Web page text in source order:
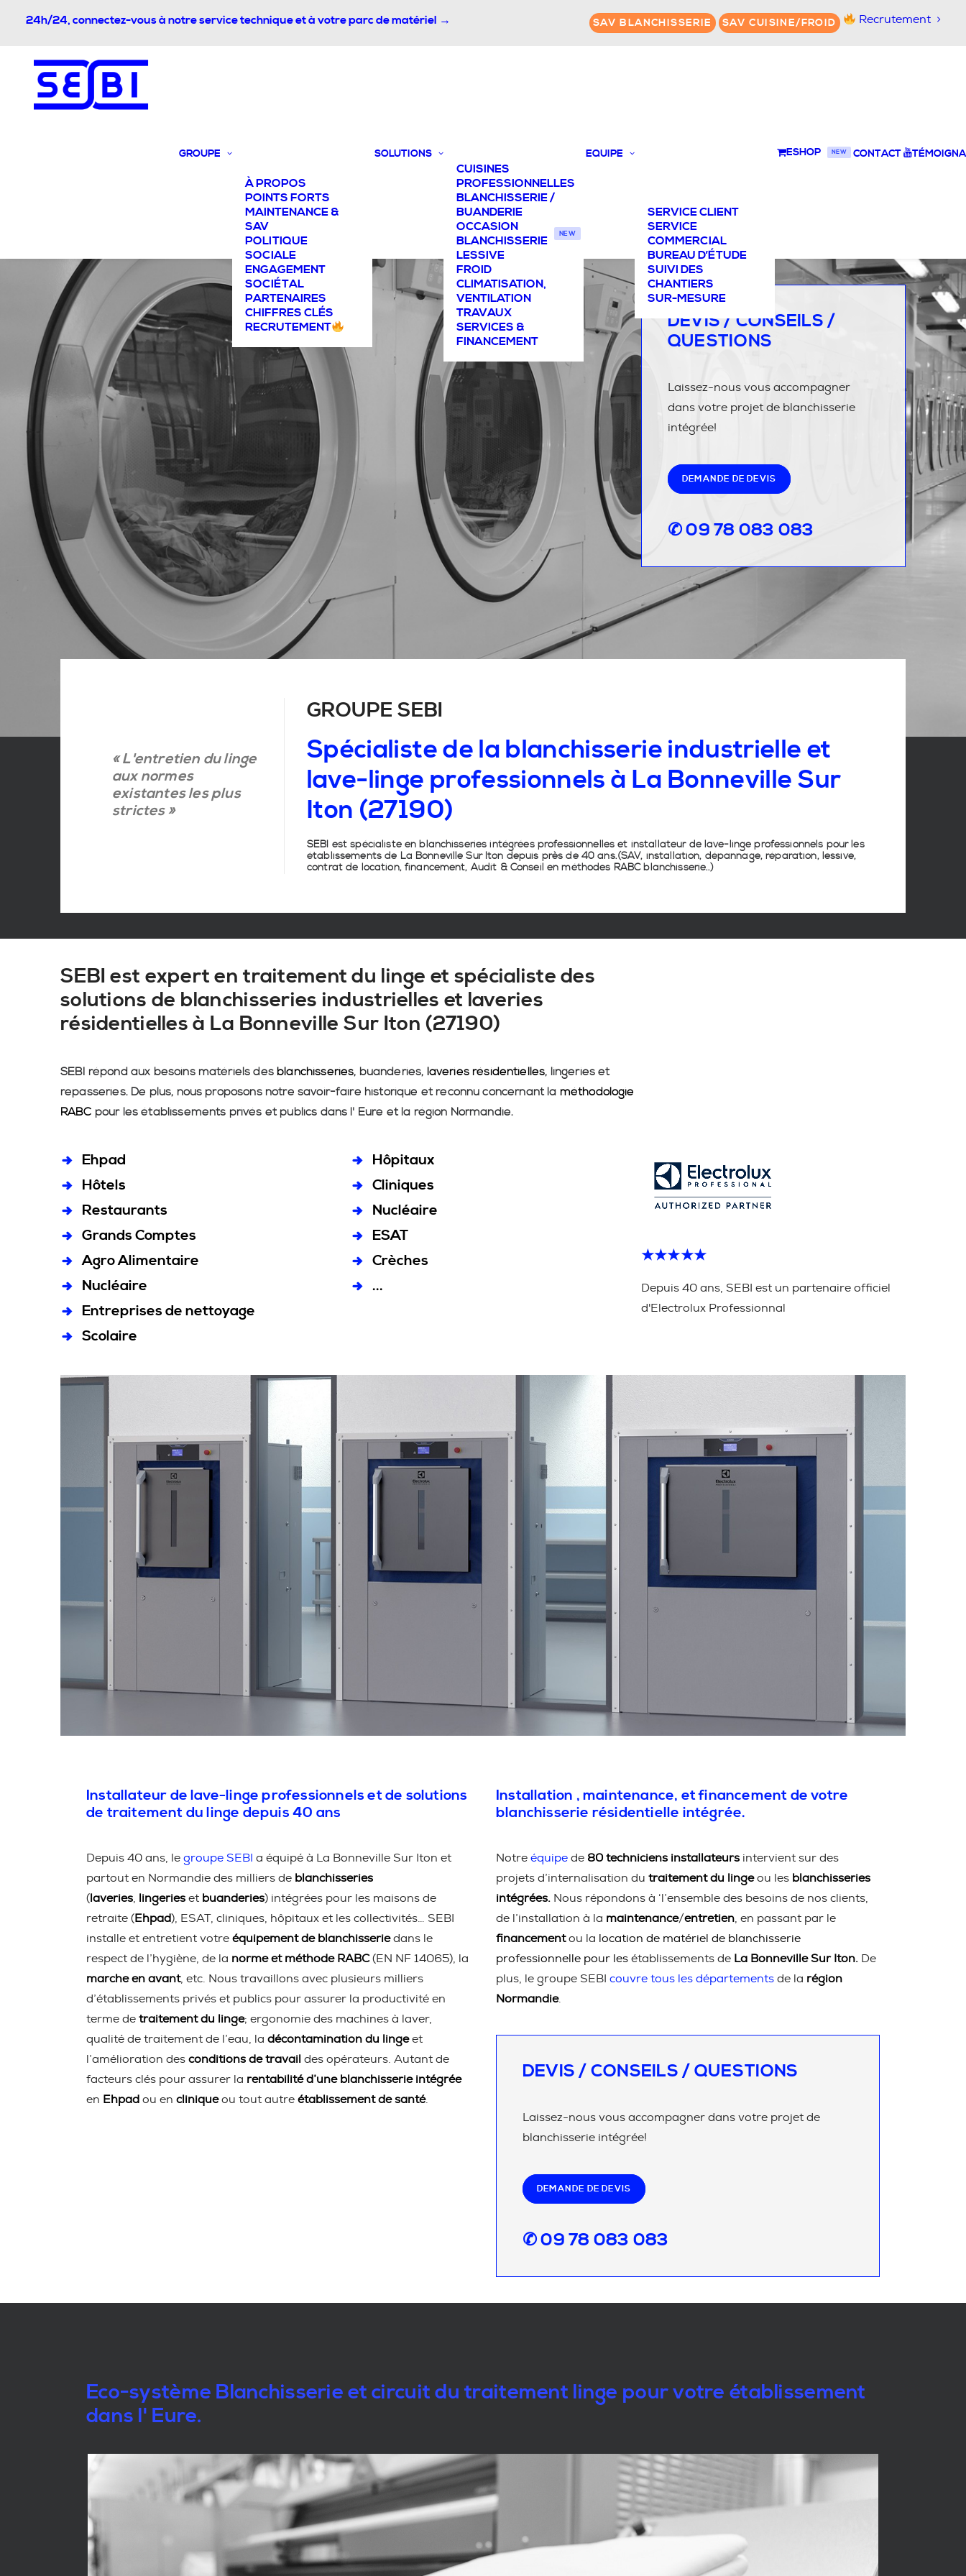
24h/24, connectez-vous à notre service technique et à votre parc de matériel → SAV BLANCHISSERIE SAV CUISINE/FROID Recrutement
GROUPE
À PROPOS
POINTS FORTS
MAINTENANCE &
SAV
POLITIQUE
SOCIALE
ENGAGEMENT
SOCIÉTAL
PARTENAIRES
CHIFFRES CLÉS
RECRUTEMENT
SOLUTIONS
CUISINES
PROFESSIONNELLES
BLANCHISSERIE /
BUANDERIE
OCCASION
BLANCHISSERIE
NEW
LESSIVE
FROID
CLIMATISATION,
VENTILATION
TRAVAUX
SERVICES &
FINANCEMENT
EQUIPE
SERVICE CLIENT
SERVICE
COMMERCIAL
BUREAU D’ÉTUDE
SUIVI DES
CHANTIERS
SUR-MESURE
ESHOP NEW CONTACT
DEVIS / CONSEILS /
QUESTIONS
Laissez-nous vous accompagner
dans votre projet de blanchisserie
intégrée!
DEMANDE DE DEVIS
✆ 09 78 083 083
« L'entretien du linge
aux normes
existantes les plus
strictes »
GROUPE SEBI
Spécialiste de la blanchisserie industrielle et
lave-linge professionnels à La Bonneville Sur
Iton (27190)
SEBI est spécialiste en blanchisseries intégrées professionnelles et installateur de lave-linge professionnels pour les
établissements de La Bonneville Sur Iton depuis près de 40 ans.(SAV, installation, dépannage, réparation, lessive,
contrat de location, financement, Audit & Conseil enméthodes RABC blanchisserie..)
SEBI est expert en traitement du linge et spécialiste des
solutions de blanchisseries industrielles et laveries
résidentielles à La Bonneville Sur Iton (27190)
SEBI répond aux besoins matériels desblanchisseries, buanderies, laveries résidentielles, lingeries et
repasseries. De plus, nous proposons notre savoir-faire historique et reconnu concernant la méthodologie
RABC pour les établissements privés et publics dans l' Eure et la région Normandie.
Ehpad
Hôtels
Restaurants
Grands Comptes
Agro Alimentaire
Nucléaire
Entreprises de nettoyage
Scolaire
Hôpitaux
Cliniques
Nucléaire
ESAT
Crèches
...
★★★★★
Depuis 40 ans, SEBI est un partenaire officiel
d'Electrolux Professionnal
Installateur de lave-linge professionnels et de solutions
de traitement du linge depuis 40 ans
Depuis 40 ans, le groupe SEBI a équipé à La Bonneville Sur Iton et
partout en Normandie des milliers de blanchisseries
( laveries lingeries et buanderies) intégrées pour les maisons de
retraite (Ehpad), ESAT, cliniques, hôpitaux et les collectivités… SEBI
installe et entretient votre équipement de blanchisseriedans le
respect de l’hygiène, de la norme et méthode RABC(EN NF 14065), la
marche en avant, etc. Nous travaillons avec plusieurs milliers
d’établissements privés et publics pour assurer la productivité en
terme de traitement du linge; ergonomie des machines à laver,
qualité de traitement de l’eau, la décontamination du lingeet
l’amélioration des conditions de travail des opérateurs. Autant de
facteurs clés pour assurer la rentabilité d’une blanchisserie intégrée
en Ehpad ou en cliniqueou tout autre établissement de santé.
Installation , maintenance, et financement de votre
blanchisserie résidentielle intégrée.
Notre équipe de 80 techniciens installateurs intervient sur des
projets d’internalisation du traitement du lingeou les blanchisseries
intégrées. Nous répondons à ‘l’ensemble des besoins de nos clients,
de l’installation à la maintenance/entretien , en passant par le
financementou la location de matériel de blanchisserie
professionnelle pour les établissements de La Bonneville Sur Iton. De
plus, le groupe SEBI couvre tous les départements de la région
Normandie.
DEVIS / CONSEILS / QUESTIONS
Laissez-nous vous accompagner dans votre projet de
blanchisserie intégrée!
DEMANDE DE DEVIS
✆ 09 78 083 083
Eco-système Blanchisserie et circuit du traitement linge pour votre établissement
dans l' Eure.